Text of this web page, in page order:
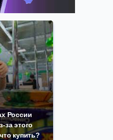
России
за этого
купить?